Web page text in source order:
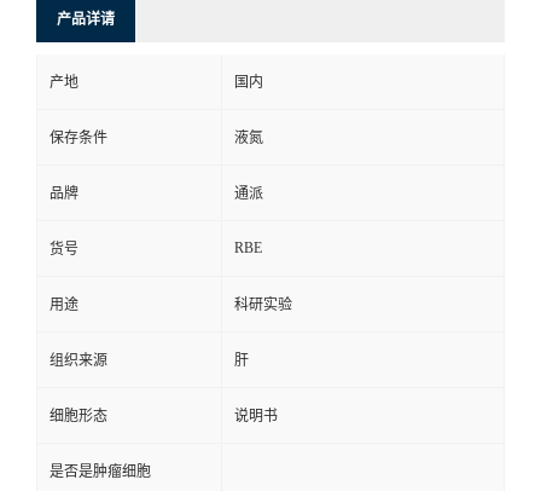
产品详请
产地 国内
保存条件 液氮
品牌 通派
货号 RBE
用途 科研实验
组织来源 肝
细胞形态 说明书
是否是肿瘤细胞